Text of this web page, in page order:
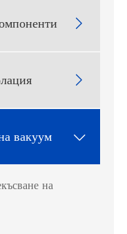


вакуум 
на